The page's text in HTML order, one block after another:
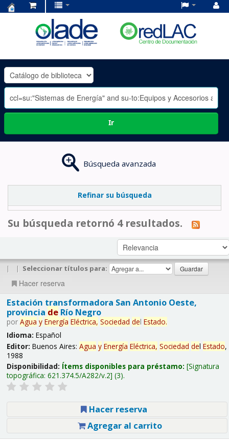
OLADE
-
Ir
Búsqueda avanzada
Refinar su búsqueda
Su búsqueda retornó 4 resultados.
| | Seleccionar títulos para:
Hacer reserva
Estación transformadora San Antonio Oeste,
provincia deRío Negro
por Agua y Energía Eléctrica, Sociedad del Estado.
Idioma: Español
Editor: Buenos Aires: Agua y Energía Eléctrica, Sociedad del Estado,
1988
Disponibilidad: Ítems disponibles para préstamo: Signatura
topográfica: 621.374.5/A282/v.2 (3).
Hacer reserva
Agregar al carrito